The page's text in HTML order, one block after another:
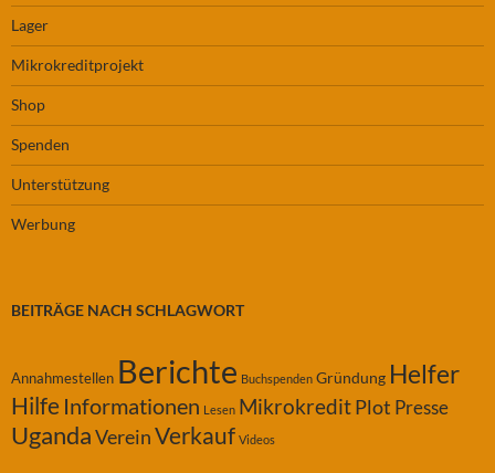
Lager
Mikrokreditprojekt
Shop
Spenden
Unterstützung
Werbung
BEITRÄGE NACH SCHLAGWORT
Annahmestellen Berichte Buchspenden Gründung Helfer
Hilfe Informationen Lesen MikrokreditPlot Presse
UgandaVereinVerkauf Videos